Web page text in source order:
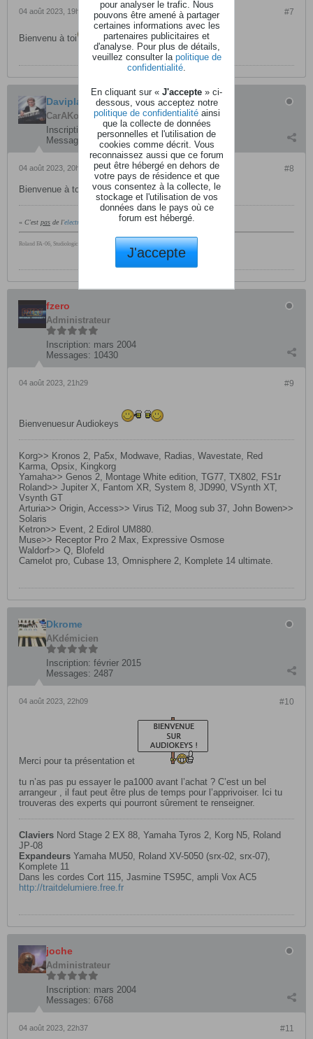
#7
04 août 2023, 19h39
Bienvenu à toi
Daviplane
CarAKoleur
Inscription:
avril 2015
Messages:
3844
#8
04 août 2023, 20h30
Bienvenue à toi sur AudioKeys !
« C'est pas de l'electro » (valable 99% du temps)
Roland FA-06, Studiologic Sledge Black Edition
fzero
Administrateur
Inscription: mars 2004
Messages: 10430
#9
04 août 2023, 21h29
Bienvenuesur Audiokeys
Korg>> Kronos 2, Pa5x, Modwave, Radias, Wavestate, Red
Karma, Opsix, Kingkorg
Yamaha>> Genos 2, Montage White edition, TG77, TX802, FS1r
Roland>> Jupiter X, Fantom XR, System 8, JD990, VSynth XT,
Vsynth GT
Arturia>> Origin, Access>> Virus Ti2, Moog sub 37, John Bowen>>
Solaris
Ketron>> Event, 2 Edirol UM880.
Muse>> Receptor Pro 2 Max, Expressive Osmose
Waldorf>> Q, Blofeld
Camelot pro, Cubase 13, Omnisphere 2, Komplete 14 ultimate.
Dkrome
AKdémicien
Inscription: février 2015
Messages: 2487
#10
04 août 2023, 22h09
Merci pour ta présentation et
tu n’as pas pu essayer le pa1000 avant l’achat ? C’est un bel
arrangeur , il faut peut être plus de temps pour l’apprivoiser. Ici tu
trouveras des experts qui pourront sûrement te renseigner.
Claviers Nord Stage 2 EX 88, Yamaha Tyros 2, Korg N5, Roland
JP-08
Expandeurs Yamaha MU50, Roland XV-5050 (srx-02, srx-07),
Komplete 11
Dans les cordes Cort 115, Jasmine TS95C, ampli Vox AC5
http://traitdelumiere.free.fr
joche
Administrateur
Inscription: mars 2004
Messages: 6768
#11
04 août 2023, 22h37
pour analyser le trafic. Nous
pouvons être amené à partager
certaines informations avec les
partenaires publicitaires et
d'analyse. Pour plus de détails,
veuillez consulter la politique de
confidentialité
En cliquant sur « J'accepte » ci-
dessous, vous acceptez notre
politique de confidentialitéainsi
que la collecte de données
personnelles et l'utilisation de
cookies comme décrit. Vous
reconnaissez aussi que ce forum
peut être hébergé en dehors de
votre pays de résidence et que
vous consentez à la collecte, le
stockage et l'utilisation de vos
données dans le pays où ce
forum est hébergé.
J'accepte